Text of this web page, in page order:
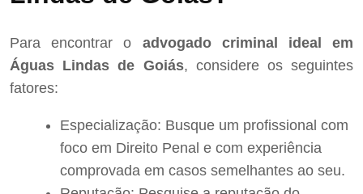
Para encontrar o advogado criminal ideal em
Águas Lindas de Goiás, considere os seguintes
fatores:
Especialização: Busque um profissional com
foco em Direito Penal e com experiência
comprovada em casos semelhantes ao seu.